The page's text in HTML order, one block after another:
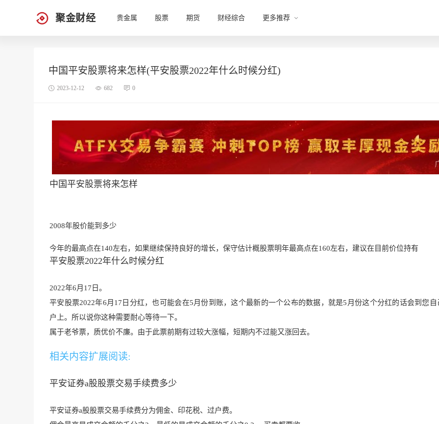
聚金财经 贵金属 股票 期货 财经综合 更多推荐
中国平安股票将来怎样(平安股票2022年什么时候分红)
2023-12-12 682 0
中国平安股票将来怎样
2008年股价能到多少
今年的最高点在140左右，如果继续保持良好的增长，保守估计概股票明年最高点在160左右，建议在目前价位持有
平安股票2022年什么时候分红
2022年6月17日。
平安股票2022年6月17日分红，也可能会在5月份到账，这个最新的一个公布的数据，就是5月份这个分红的话会到您自
户上。所以说你这种需要耐心等待一下。
属于老爷票，质优价不廉。由于此票前期有过较大涨幅，短期内不过能又涨回去。
相关内容扩展阅读:
平安证券a股股票交易手续费多少
平安证券a股股票交易手续费分为佣金、印花税、过户费。